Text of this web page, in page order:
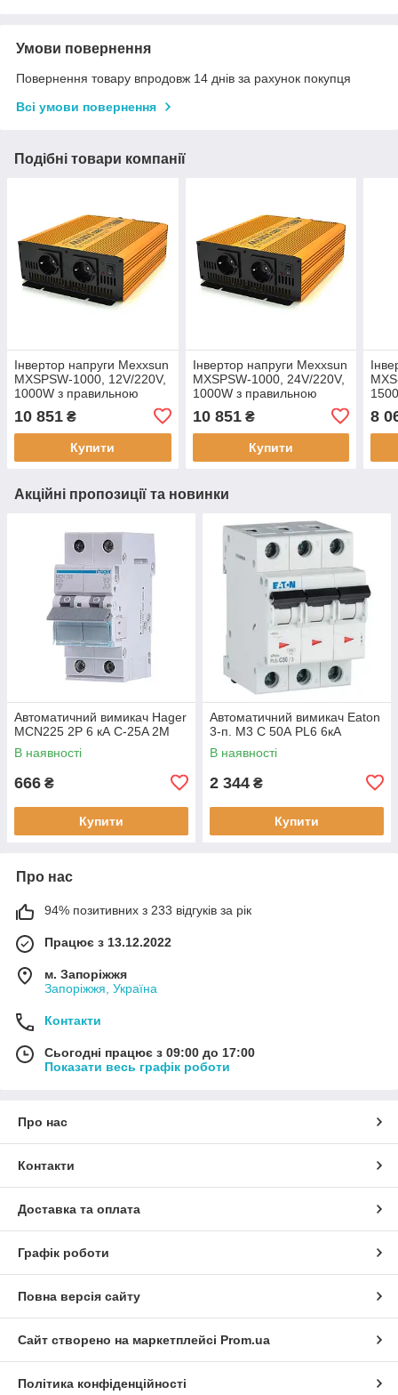
Умови повернення
Повернення товару впродовж 14 днів за рахунок покупця
Всі умови повернення
Подібні товари компанії
Інвертор напруги Mexxsun
MXSPSW-1000, 12V/220V,
1000W з правильною
клемні дроти, Q4, 12 міс.
гарантії
10 851 ₴
Купити
Інвертор напруги Mexxsun
MXSPSW-1000, 24V/220V,
1000W з правильною
клемні дроти, Q4, 12 міс.
гарантії
10 851₴
Купити
порт
8
Акційні пропозиції та новинки
Автоматичний вимикач Hager
MCN225 2P 6 кА C-25A 2M
В наявності
666 ₴
Купити
Автоматичний вимикач Eaton
3-п. М3 С 50А PL6 6кА
В наявності
2 344 ₴
Купити
Про нас
94% позитивних з 233 відгуків за рік
Працює з 13.12.2022
м. Запоріжжя
Запоріжжя, Україна
Контакти
Сьогодні працює з 09:00 до 17:00
Показати весь графік роботи
Про нас
Контакти
Доставка та оплата
Графік роботи
Повна версія сайту
Сайт створено на маркетплейсі Prom.ua
Політика конфіденційності